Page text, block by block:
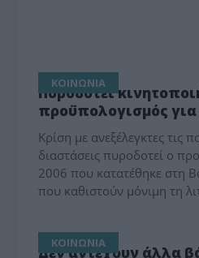
ΚΟΙΝΩΝΙΑ
Πυροδοτεί
προϋπολογισμός για
Κρίση με ανεξέλεγκτες τις
διαστάσεις πυροδοτεί ο
2006 που κατατέθηκε στη
που καθιστούν μόνιμη τη
ΚΟΙΝΩΝΙΑ
Δεν αντέχουν άλλα